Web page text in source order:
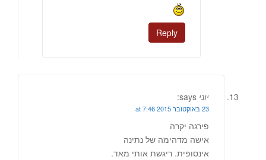
Reply
יוני says:
23 באוקטובר 2015 at 7:46
פירגה יקרה
אישה מדהימה של נתינה
אינסופית. ריגשת אותי מאד.